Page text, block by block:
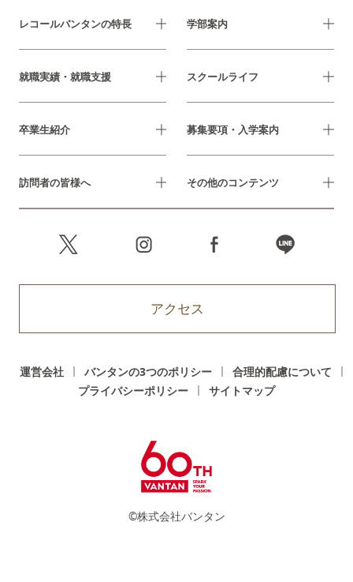
レコールバンタンの特長 学部案内
就職実績・就職支援 スクールライフ
卒業生紹介 募集要項・入学案内
訪問者の皆様へ その他のコンテンツ
アクセス
運営会社 バンタンの3つのポリシー
合理的配慮について
プライバシーポリシー
サイトマップ
©株式会社バンタン